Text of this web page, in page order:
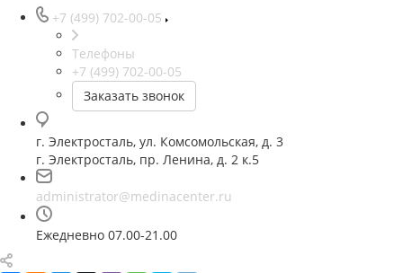
+7 (499) 702-00-05
Телефоны
+7 (499) 702-00-05
Заказать звонок
г. Электросталь, ул. Комсомольская, д. 3
г. Электросталь, пр. Ленина, д. 2 к.5
administrator@medinacenter.ru
Ежедневно 07.00-21.00